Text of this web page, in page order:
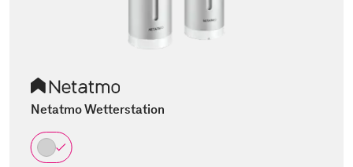
Netatmo Wetterstation